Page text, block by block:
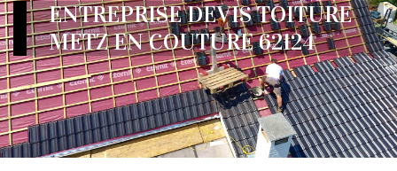
ENTREPRISE DEVIS TOITURE
METZ EN COUTURE 62124